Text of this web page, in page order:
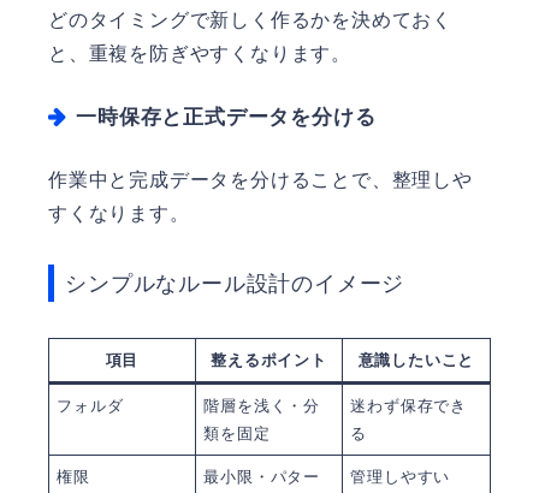
どのタイミングで新しく作るかを決めておく
と、重複を防ぎやすくなります。
一時保存と正式データを分ける
作業中と完成データを分けることで、整理しや
すくなります。
シンプルなルール設計のイメージ
項目 整えるポイント 意識したいこと
フォルダ
階層を浅く・分
類を固定
迷わず保存でき
る
権限
最小限・パター
管理しやすい